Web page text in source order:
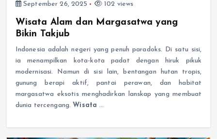
September 26, 2025
102 views
Wisata Alam dan Margasatwa yang
Bikin Takjub
Indonesia adalah negeri yang penuh paradoks. Di satu sisi,
ia menampilkan kota-kota padat dengan hiruk pikuk
modernisasi. Namun di sisi lain, bentangan hutan tropis,
gunung berapi aktif, pantai perawan, dan habitat
margasatwa eksotis menghadirkan lanskap yang membuat
dunia tercengang. Wisata…